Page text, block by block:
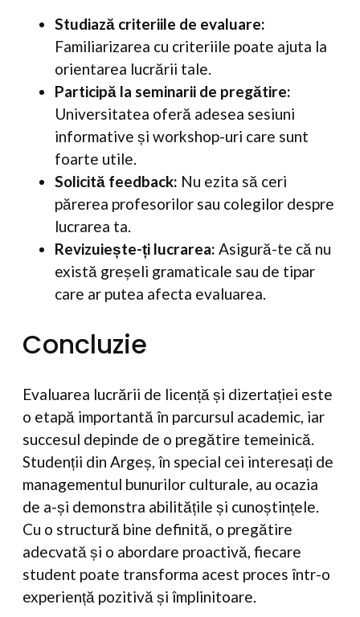
Studiază criteriile de evaluare:
Familiarizarea cu criteriile poate ajuta la
orientarea lucrării tale.
Participă la seminarii de pregătire:
Universitatea oferă adesea sesiuni
informative și workshop-uri care sunt
foarte utile.
Solicită feedback: Nu ezita să ceri
părerea profesorilor sau colegilor despre
lucrarea ta.
Revizuiește-ți lucrarea: Asigură-te că nu
există greșeli gramaticale sau de tipar
care ar putea afecta evaluarea.
Concluzie
Evaluarea lucrării de licență și dizertației este
o etapă importantă în parcursul academic, iar
succesul depinde de o pregătire temeinică.
Studenții din Argeș, în special cei interesați de
managementul bunurilor culturale, au ocazia
de a-și demonstra abilitățile și cunoștințele.
Cu o structură bine definită, o pregătire
adecvată și o abordare proactivă, fiecare
student poate transforma acest proces într-o
experiență pozitivă și împlinitoare.